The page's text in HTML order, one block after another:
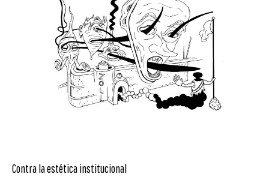
Contra la estética institucional